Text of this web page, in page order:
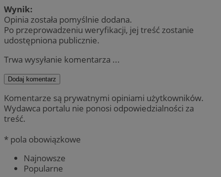
Wynik:
Opinia została pomyślnie dodana.
Po przeprowadzeniu weryfikacji, jej treść zostanie
udostępniona publicznie.
Trwa wysyłanie komentarza ...
Dodaj komentarz
Komentarze są prywatnymi opiniami użytkowników.
Wydawca portalu nie ponosi odpowiedzialności za
treść.
* pola obowiązkowe
Najnowsze
Popularne